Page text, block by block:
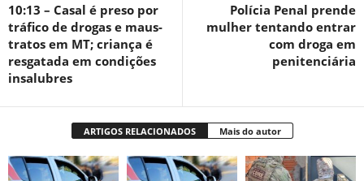
10:13 – Casal é preso por
tráfico de drogas e maus-
tratos em MT; criança é
resgatada em condições
insalubres
Polícia Penal prende
mulher tentando entrar
com droga em
penitenciária
ARTIGOS RELACIONADOS Mais do autor